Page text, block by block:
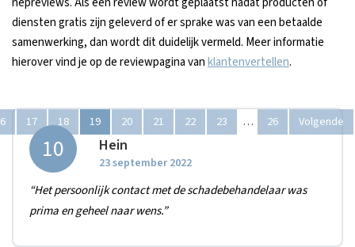
diensten gratis zijn geleverd of er sprake was van een betaalde
samenwerking, dan wordt dit duidelijk vermeld. Meer informatie
hierover vind je op de reviewpagina vanklantenvertellen.
10 Hein
23 september 2022
“Het persoonlijk contact met de schadebehandelaar was
prima en geheel naar wens.”
17 18 19 20 21 22 23 … 26 Volgende